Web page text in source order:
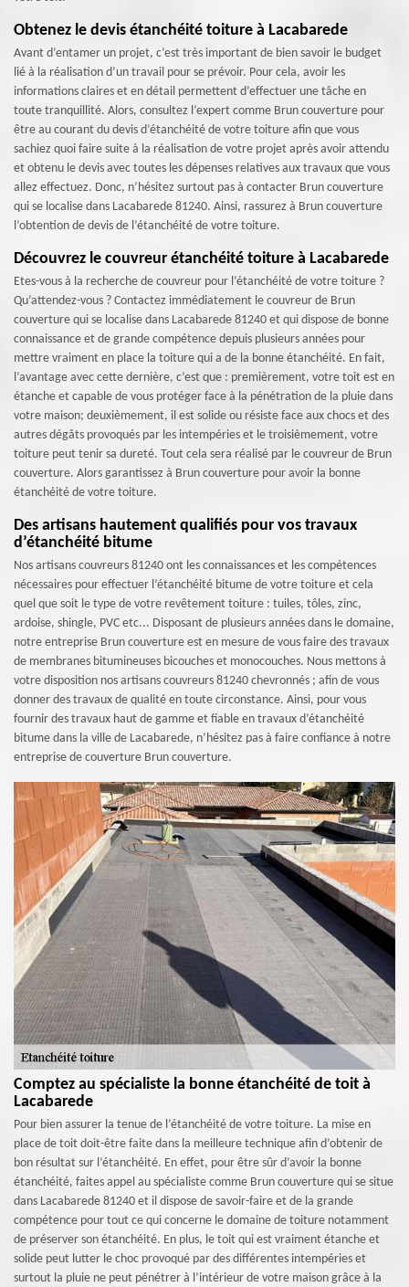
Obtenez le devis étanchéité toiture à Lacabarede
Avant d’entamer un projet, c’est très important de bien savoir le budget
lié à la réalisation d’un travail pour se prévoir. Pour cela, avoir les
informations claires et en détail permettent d’effectuer une tâche en
toute tranquillité. Alors, consultez l’expert comme Brun couverture pour
être au courant du devis d’étanchéité de votre toiture afin que vous
sachiez quoi faire suite à la réalisation de votre projet après avoir attendu
et obtenu le devis avec toutes les dépenses relatives aux travaux que vous
allez effectuez. Donc, n’hésitez surtout pas à contacter Brun couverture
qui se localise dans Lacabarede 81240. Ainsi, rassurez à Brun couverture
l’obtention de devis de l’étanchéité de votre toiture.
Découvrez le couvreur étanchéité toiture à Lacabarede
Etes-vous à la recherche de couvreur pour l’étanchéité de votre toiture ?
Qu’attendez-vous ? Contactez immédiatement le couvreur de Brun
couverture qui se localise dans Lacabarede 81240 et qui dispose de bonne
connaissance et de grande compétence depuis plusieurs années pour
mettre vraiment en place la toiture qui a de la bonne étanchéité. En fait,
l’avantage avec cette dernière, c’est que : premièrement, votre toit est en
étanche et capable de vous protéger face à la pénétration de la pluie dans
votre maison; deuxièmement, il est solide ou résiste face aux chocs et des
autres dégâts provoqués par les intempéries et le troisièmement, votre
toiture peut tenir sa dureté. Tout cela sera réalisé par le couvreur de Brun
couverture. Alors garantissez à Brun couverture pour avoir la bonne
étanchéité de votre toiture.
Des artisans hautement qualifiés pour vos travaux
d’étanchéité bitume
Nos artisans couvreurs 81240 ont les connaissances et les compétences
nécessaires pour effectuer l’étanchéité bitume de votre toiture et cela
quel que soit le type de votre revêtement toiture : tuiles, tôles, zinc,
ardoise, shingle, PVC etc... Disposant de plusieurs années dans le domaine,
notre entreprise Brun couverture est en mesure de vous faire des travaux
de membranes bitumineuses bicouches et monocouches. Nous mettons à
votre disposition nos artisans couvreurs 81240 chevronnés ; afin de vous
donner des travaux de qualité en toute circonstance. Ainsi, pour vous
fournir des travaux haut de gamme et fiable en travaux d’étanchéité
bitume dans la ville de Lacabarede, n’hésitez pas à faire confiance à notre
entreprise de couverture Brun couverture.
Comptez au spécialiste la bonne étanchéité de toit à
Lacabarede
Pour bien assurer la tenue de l’étanchéité de votre toiture. La mise en
place de toit doit-être faite dans la meilleure technique afin d’obtenir de
bon résultat sur l’étanchéité. En effet, pour être sûr d’avoir la bonne
étanchéité, faites appel au spécialiste comme Brun couverture qui se situe
dans Lacabarede 81240 et il dispose de savoir-faire et de la grande
compétence pour tout ce qui concerne le domaine de toiture notamment
de préserver son étanchéité. En plus, le toit qui est vraiment étanche et
solide peut lutter le choc provoqué par des différentes intempéries et
surtout la pluie ne peut pénétrer à l’intérieur de votre maison grâce à la